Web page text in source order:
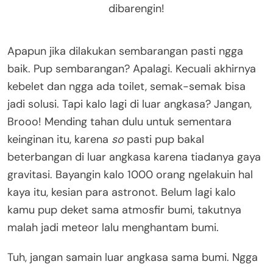
dibarengin!
Apapun jika dilakukan sembarangan pasti ngga
baik. Pup sembarangan? Apalagi. Kecuali akhirnya
kebelet dan ngga ada toilet, semak-semak bisa
jadi solusi. Tapi kalo lagi di luar angkasa? Jangan,
Brooo! Mending tahan dulu untuk sementara
keinginan itu, karena so pasti pup bakal
beterbangan di luar angkasa karena tiadanya gaya
gravitasi. Bayangin kalo 1000 orang ngelakuin hal
kaya itu, kesian para astronot. Belum lagi kalo
kamu pup deket sama atmosfir bumi, takutnya
malah jadi meteor lalu menghantam bumi.
Tuh, jangan samain luar angkasa sama bumi. Ngga